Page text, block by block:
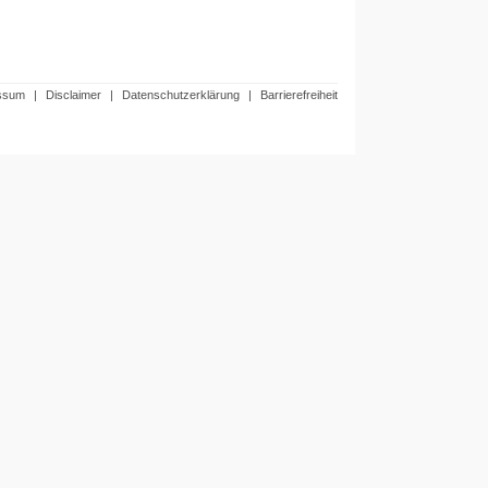
| Disclaimer | Datenschutzerklärung | Barrierefreiheit